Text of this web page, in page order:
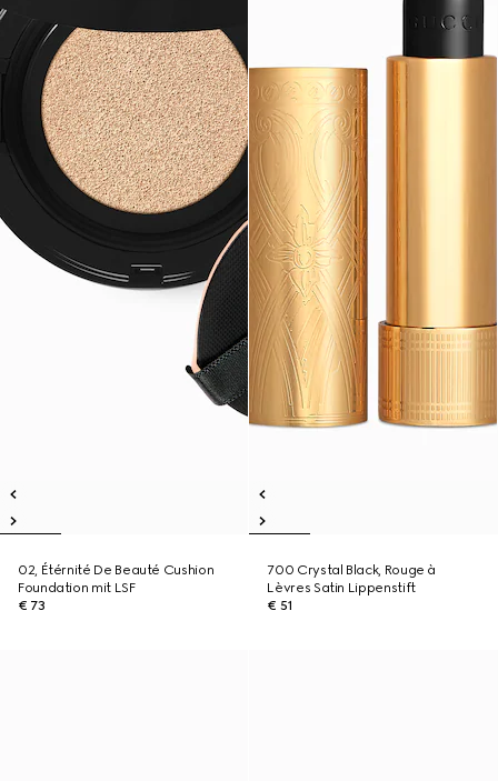
02, Étérnité De Beauté Cushion
Foundation mit LSF
€ 73
700 Crystal Black, Rouge à
Lèvres Satin Lippenstift
€ 51